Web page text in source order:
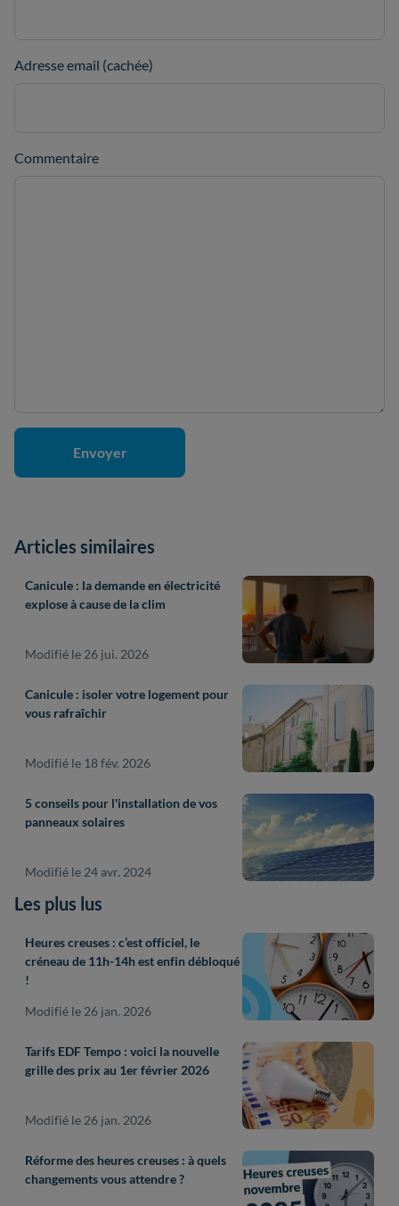
Adresse email (cachée)
Commentaire
Articles similaires
Canicule : la demande en électricité
explose à cause de la clim
Modifié le 26 jui. 2026
Canicule : isoler votre logement pour
vous rafraîchir
Modifié le 18 fév. 2026
5 conseils pour l'installation de vos
panneaux solaires
Modifié le 24 avr. 2024
Les plus lus
Heures creuses : c’est officiel, le
créneau de 11h-14h est enfin débloqué
!
Modifié le 26 jan. 2026
Tarifs EDF Tempo : voici la nouvelle
grille des prix au 1er février 2026
Modifié le 26 jan. 2026
Réforme des heures creuses : à quels
changements vous attendre ?